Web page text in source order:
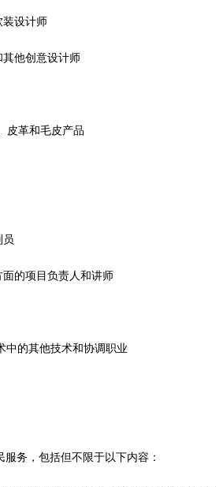
装设计师
其他创意设计师
皮革和毛皮产品
员
的项目负责人和讲师
中的其他技术和协调职业
务，包括但不限于以下内容：